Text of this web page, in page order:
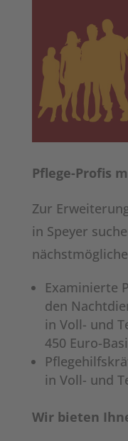
Pflege-Profis
Zur
in Speyer
Examinierte
den
in Voll- und
450 Euro-
in Voll- und
Wir bieten